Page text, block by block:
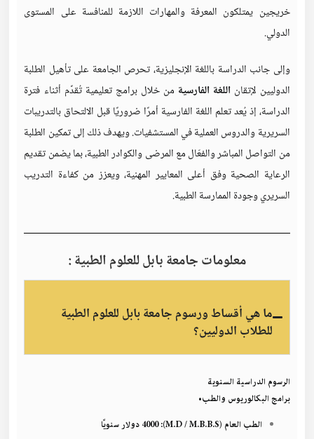
خريجين يمتلكون المعرفة والمهارات اللازمة للمنافسة على المستوى
الدولي.
وإلى جانب الدراسة باللغة الإنجليزية، تحرص الجامعة على تأهيل الطلبة
الدوليين لإتقان اللغة الفارسيةمن خلال برامج تعليمية تُقدَّم أثناء فترة
الدراسة، إذ يُعد تعلم اللغة الفارسية أمرًا ضروريًا قبل الالتحاق بالتدريبات
السريرية والدروس العملية في المستشفيات. ويهدف ذلك إلى تمكين الطلبة
من التواصل المباشر والفعّال مع المرضى والكوادر الطبية، بما يضمن تقديم
الرعاية الصحية وفق أعلى المعايير المهنية، ويعزز من كفاءة التدريب
السريري وجودة الممارسة الطبية.
معلومات جامعة بابل للعلوم الطبية :
ما هي أقساط ورسوم جامعة بابل للعلوم الطبية
للطلاب الدوليين؟
الرسوم الدراسية السنوية
برامج البكالوريوس والطب•
الطب العام (M.D / M.B.B.S): 4000 دولار سنويًا